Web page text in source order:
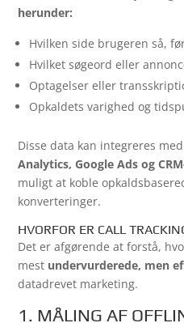
herunder:
Hvilken side brugeren så,
Hvilket søgeord eller
Optagelser eller
Opkaldets varighed og
Disse data kan integreres
Analytics, Google Ads og
muligt at koble
konverteringer.
HVORFOR ER CALL
Det er afgørende at forstå,
mest undervurderede, men
datadrevet marketing.
1. MÅLING AF